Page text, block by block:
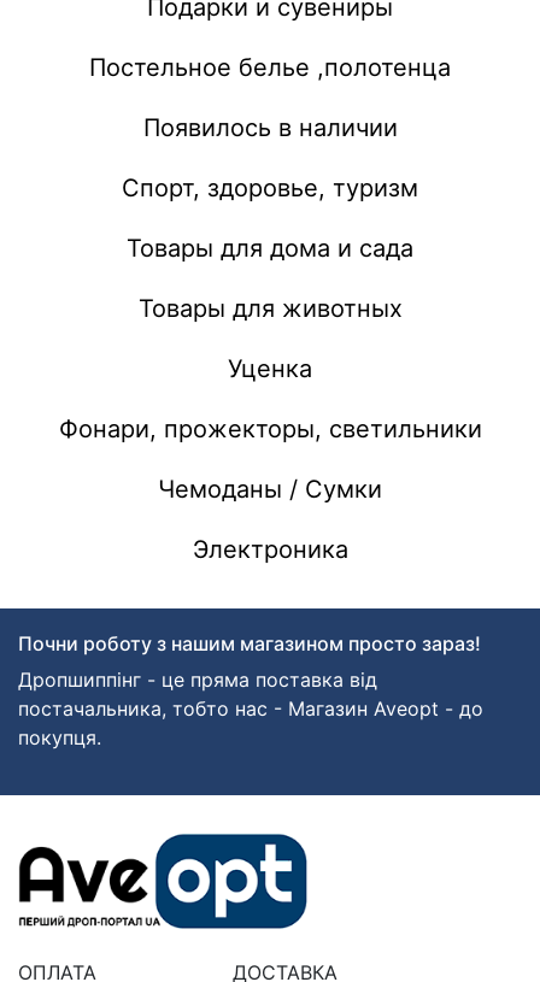
Подарки и сувениры
Постельное белье ,полотенца
Появилось в наличии
Спорт, здоровье, туризм
Товары для дома и сада
Товары для животных
Уценка
Фонари, прожекторы, светильники
Чемоданы / Сумки
Электроника
Почни роботу з нашим магазином просто зараз!
Дропшиппінг - це пряма поставка від
постачальника, тобто нас - Магазин Aveopt - до
покупця.
ОПЛАТА ДОСТАВКА